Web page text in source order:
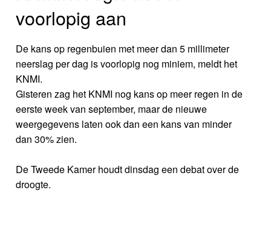
voorlopig aan
De kans op regenbuien met meer dan 5 millimeter
neerslag per dag is voorlopig nog miniem, meldt het
KNMI.
Gisteren zag het KNMI nog kans op meer regen in de
eerste week van september, maar de nieuwe
weergegevens laten ook dan een kans van minder
dan 30% zien.
De Tweede Kamer houdt dinsdag een debat over de
droogte.